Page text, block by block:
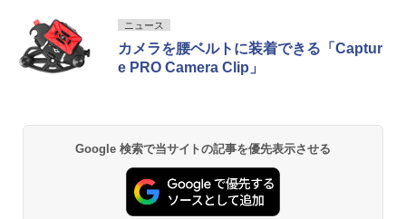
ニュース
カメラを腰ベルトに装着できる「Captur
e PRO Camera Clip」
Google 検索で当サイトの記事を優先表示させる